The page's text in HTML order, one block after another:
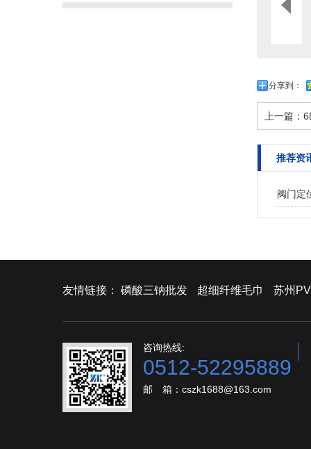
分享到：
上一篇：
推荐资
阀门定
友情链接： 磷酸三钠批发 超细纤维毛巾 苏州
咨询热线:
0512-52295889
邮 箱：cszk1688@163.com